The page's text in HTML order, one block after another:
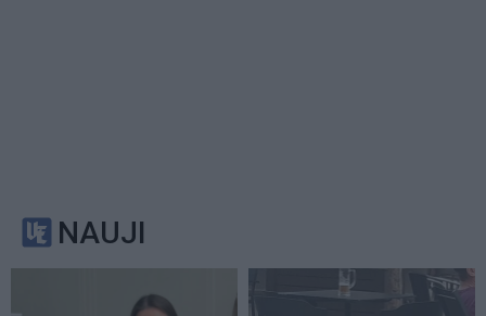
NAUJI